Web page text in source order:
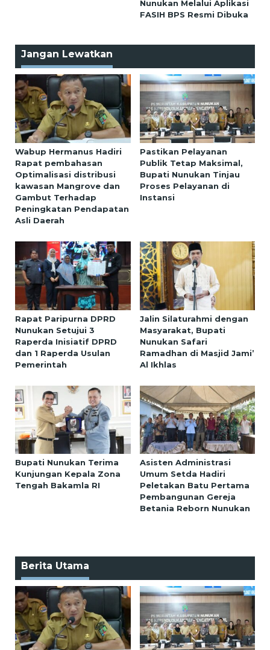
Nunukan Melalui Aplikasi
FASIH BPS Resmi Dibuka
Jangan Lewatkan
Wabup Hermanus Hadiri
Rapat pembahasan
Optimalisasi distribusi
kawasan Mangrove dan
Gambut Terhadap
Peningkatan Pendapatan
Asli Daerah
Pastikan Pelayanan
Publik Tetap Maksimal,
Bupati Nunukan Tinjau
Proses Pelayanan di
Instansi
Rapat Paripurna DPRD
Nunukan Setujui 3
Raperda Inisiatif DPRD
dan 1 Raperda Usulan
Pemerintah
Jalin Silaturahmi dengan
Masyarakat, Bupati
Nunukan Safari
Ramadhan di Masjid Jami’
Al Ikhlas
Bupati Nunukan Terima
Kunjungan Kepala Zona
Tengah Bakamla RI
Asisten Administrasi
Umum Setda Hadiri
Peletakan Batu Pertama
Pembangunan Gereja
Betania Reborn Nunukan
Berita Utama